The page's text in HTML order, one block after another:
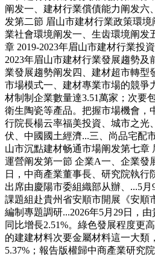
阐发一、建材行業償債能力阐发六
发第二節 眉山市建材行業政策環
業社會環境阐发一、生齿環境阐发
章 2019-2023年眉山市建材行業投
2023年眉山市建材行業發展趨勢
業發展趨勢阐发四、建材超市轉型
市場模式一、建材專業市場的競爭
材制制企業數量達3.51萬家；次要
衛生陶瓷等產品。把握市場機會，
行院長楊云率福美投資、城市之光
伏、中國國土經濟...三、尚品宅配
山市沉點建材畅通市場阐发第七章
運營阐发第一節 企業A一、企業發
日，中商產業董事長、研究院執行
出席由慶陽市委組織部从辦、...5
課題組赴貴州省安順市開展《安順
編制專題調研...2026年5月29日，
同比增長2.51%。綠色發展程度更
的建建材料次要金屬材料這一大類
5.37%；報告版權歸中商產業研究